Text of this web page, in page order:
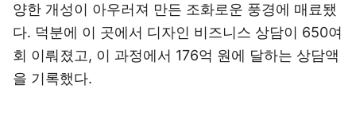
양한 개성이 아우러져 만든 조화로운 풍경에 매료됐
다. 덕분에 이 곳에서 디자인 비즈니스 상담이 650여
회 이뤄졌고, 이 과정에서 176억 원에 달하는 상담액
을 기록했다.